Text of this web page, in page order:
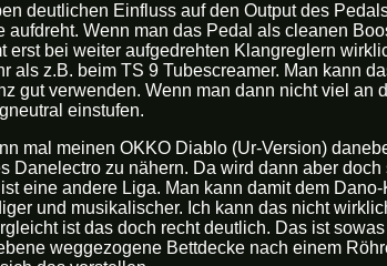
deutlichen Einfluss auf den Output des
aufdreht. Wenn man das Pedal als cleanen
erst bei weiter aufgedrehten Klangreglern
als z.B. beim TS 9 Tubescreamer. Man kann
gut verwenden. Wenn man dann nicht viel an
einstufen.
mal meinen OKKO Diablo (Ur-Version)
Danelectro zu nähern. Da wird dann aber
eine andere Liga. Man kann damit dem
und musikalischer. Ich kann das nicht
ist das doch recht deutlich. Das ist
weggezogene Bettdecke nach einem